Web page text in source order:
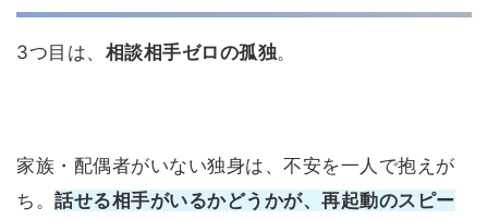
3つ目は、 相談相手ゼロの孤独。
家族・配偶者がいない独身は、不安を一人で抱えが
ち。話せる相手がいるかどうかが、再起動のスピー